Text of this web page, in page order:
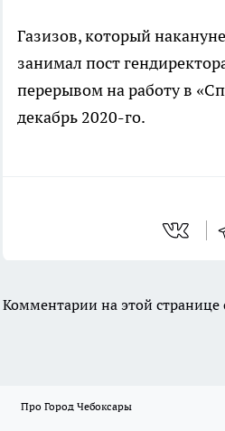
Газизов, который
занимал пост
перерывом на работу в
декабрь 2020-го.
Комментарии на этой
Про Город Чебоксары